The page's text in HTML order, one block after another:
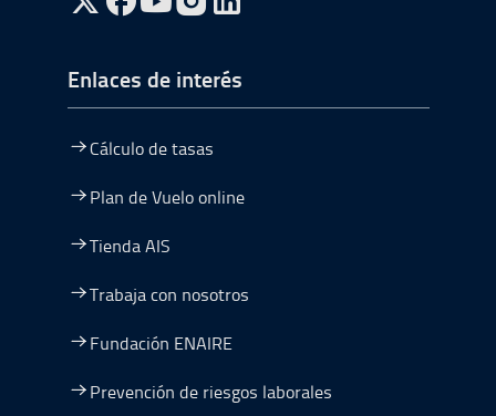
ir a Twitter, abre en una nueva ventana
ir a Facebook, abre en una nueva ventana
ir a Youtube, abre en una nueva ventana
ir a Instagram, abre en una nueva
Enlaces de interés
Cálculo de tasas
Plan de Vuelo online
Tienda AIS
Trabaja con nosotros
Fundación ENAIRE
Prevención de riesgos laborales